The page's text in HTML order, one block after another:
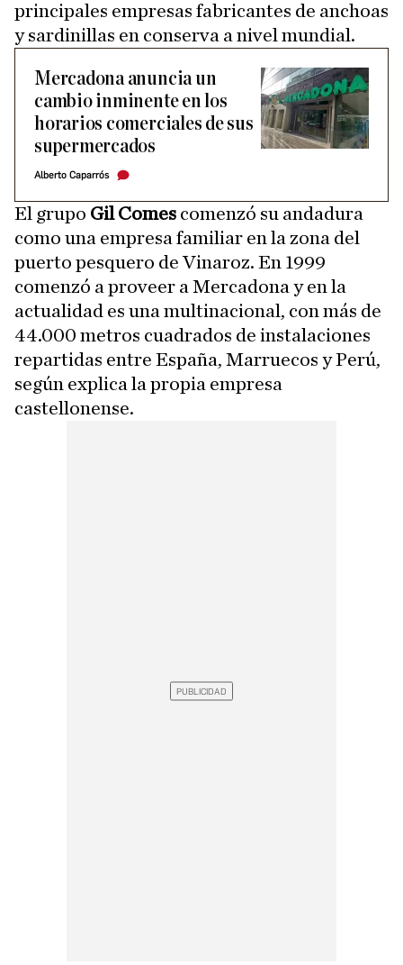
principales empresas fabricantes de anchoas
y sardinillas en conserva a nivel mundial.
Mercadona anuncia un
cambio inminente en los
horarios comerciales de sus
supermercados
Alberto Caparrós
El grupo Gil Comes comenzó su andadura
como una empresa familiar en la zona del
puerto pesquero de Vinaroz. En 1999
comenzó a proveer a Mercadona y en la
actualidad es una multinacional, con más de
44.000 metros cuadrados de instalaciones
repartidas entre España, Marruecos y Perú,
según explica la propia empresa
castellonense.